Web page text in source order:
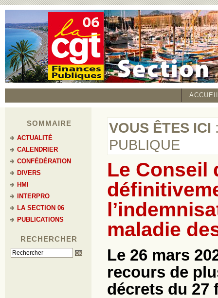
SOMMAIRE
ACTUALITÉ
CALENDRIER
CONFÉDÉRATION
DIVERS
HMI
INTERPRO
LA SECTION 06
PUBLICATIONS
RECHERCHER
VOUS ÊTES ICI
PUBLIQUE
Le Conseil
maladie
Le 26 mars
recours de
décrets du 27